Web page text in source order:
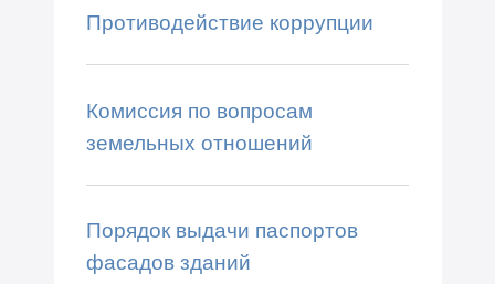
Противодействие коррупции
Комиссия по вопросам
земельных отношений
Порядок выдачи паспортов
фасадов зданий